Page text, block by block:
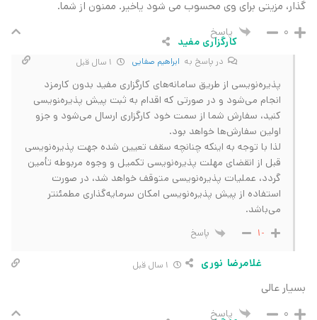
گذار، مزیتی برای وی محسوب می شود یاخیر. ممنون از شما.
0 پاسخ
کارگزاری مفید
در پاسخ به ابراهیم صفایی
پذیره‌نویسی از طریق سامانه‌های کارگزاری مفید بدون کارمزد
انجام می‌شود و در صورتی که اقدام به ثبت پیش پذیره‌‍نویسی
کنید، سفارش شما از سمت خود کارگزاری ارسال می‌شود و جزو
اولین سفارش‌ها خواهد بود.
لذا با توجه به اینکه چنانچه سقف تعیین شده جهت پذیره‌نویسی
قبل از انقضای مهلت پذیره‌نویسی تکمیل و وجوه مربوطه تأمین
گردد، عملیات پذیره‌نویسی متوقف خواهد شد، در صورت
استفاده از پیش پذیره‌نویسی امکان سرمایه‌گذاری مطمئنتر
می‌باشد.
-1 پاسخ
غلامرضا نوری
بسیار عالی
0 پاسخ